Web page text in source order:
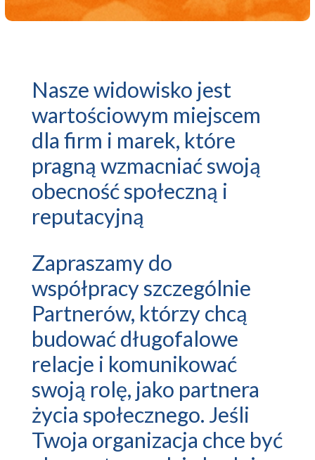
Nasze widowisko jest
wartościowym miejscem
dla firm i marek, które
pragną wzmacniać swoją
obecność społeczną i
reputacyjną
Zapraszamy do
współpracy szczególnie
Partnerów, którzy chcą
budować długofalowe
relacje i komunikować
swoją rolę, jako partnera
życia społecznego. Jeśli
Twoja organizacja chce być